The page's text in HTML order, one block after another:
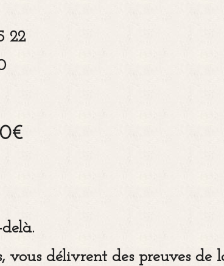
22
vous délivrent des preuves de